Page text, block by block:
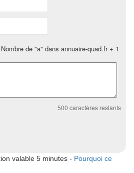
Nombre de "a" dans annuaire-quad.fr + 1
500 caractères restants
valable 5 minutes - Pourquoi ce